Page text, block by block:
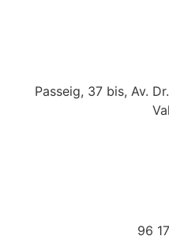
Passeig, 37 bis, Av.
96